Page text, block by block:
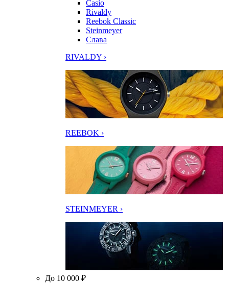
Casio
Rivaldy
Reebok Classic
Steinmeyer
Слава
RIVALDY ›
REEBOK ›
STEINMEYER ›
До 10 000 ₽